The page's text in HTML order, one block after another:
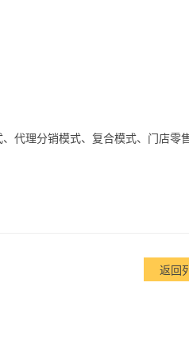
代理分销模式、复合模式、门店零售
返回